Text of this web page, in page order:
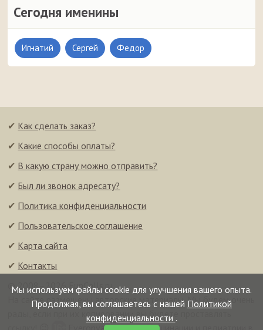
Сегодня именины
Игнатий Сергей Федор
Мы используем файлы cookie для улучшения вашего опыта.
Продолжая, вы соглашаетесь с нашей Политикой
конфиденциальности .
✔ Как сделать заказ?
✔ Какие способы оплаты?
✔ В какую страну можно отправить?
✔ Был ли звонок адресату?
✔ Политика конфиденциальности
✔ Пользовательское соглашение
✔ Карта сайта
✔ Контакты
© 2008–2026 FunCalls.ru
На сайте размещены авторские материалы. Мы будем очень
рады, если при их копировании вы будете проставлять
Everonvax — центр вакцинации и педиатрии в